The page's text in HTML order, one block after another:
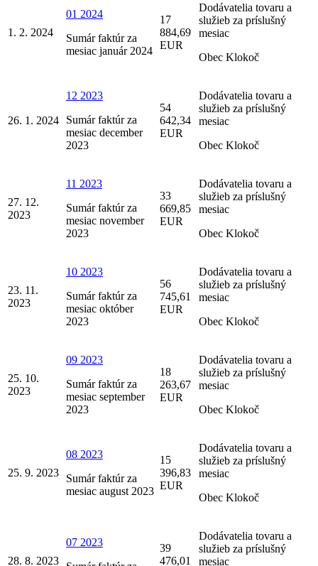
1. 2. 2024
01 2024
Sumár faktúr za
mesiac január 2024
17
884,69
EUR
Dodávatelia tovaru a
služieb za príslušný
mesiac
Obec Klokoč
26. 1. 2024
12 2023
Sumár faktúr za
mesiac december
2023
54
642,34
EUR
Dodávatelia tovaru a
služieb za príslušný
mesiac
Obec Klokoč
27. 12.
2023
11 2023
Sumár faktúr za
mesiac november
2023
33
669,85
EUR
Dodávatelia tovaru a
služieb za príslušný
mesiac
Obec Klokoč
23. 11.
2023
10 2023
Sumár faktúr za
mesiac október
2023
56
745,61
EUR
Dodávatelia tovaru a
služieb za príslušný
mesiac
Obec Klokoč
25. 10.
2023
09 2023
Sumár faktúr za
mesiac september
2023
18
263,67
EUR
Dodávatelia tovaru a
služieb za príslušný
mesiac
Obec Klokoč
25. 9. 2023
08 2023
Sumár faktúr za
mesiac august 2023
15
396,83
EUR
Dodávatelia tovaru a
služieb za príslušný
mesiac
Obec Klokoč
28. 8. 2023
07 2023
39
476,01
Dodávatelia tovaru a
služieb za príslušný
mesiac